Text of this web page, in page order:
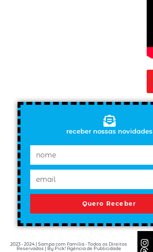
receber nossas novidades
Quero Receber
2023 - 2024 | Sampa com Família - Todos os Direitos
Reservados | By Pick! Agência de Publicidade